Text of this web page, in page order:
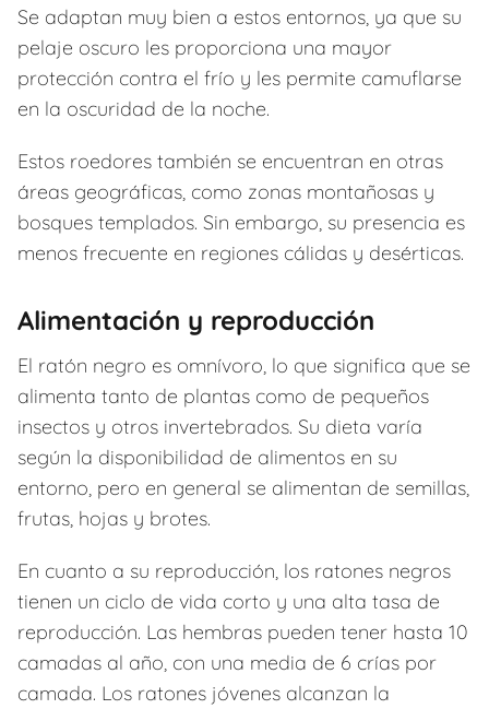
Se adaptan muy bien a estos entornos, ya que su
pelaje oscuro les proporciona una mayor
protección contra el frío y les permite camuflarse
en la oscuridad de la noche.
Estos roedores también se encuentran en otras
áreas geográficas, como zonas montañosas y
bosques templados. Sin embargo, su presencia es
menos frecuente en regiones cálidas y desérticas.
Alimentación y reproducción
El ratón negro es omnívoro, lo que significa que se
alimenta tanto de plantas como de pequeños
insectos y otros invertebrados. Su dieta varía
según la disponibilidad de alimentos en su
entorno, pero en general se alimentan de semillas,
frutas, hojas y brotes.
En cuanto a su reproducción, los ratones negros
tienen un ciclo de vida corto y una alta tasa de
reproducción. Las hembras pueden tener hasta 10
camadas al año, con una media de 6 crías por
camada. Los ratones jóvenes alcanzan la